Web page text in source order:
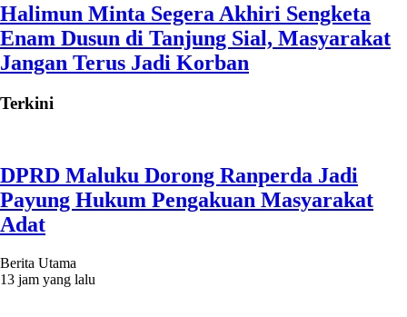
Halimun Minta Segera Akhiri Sengketa
Enam Dusun di Tanjung Sial, Masyarakat
Jangan Terus Jadi Korban
Terkini
DPRD Maluku Dorong Ranperda Jadi
Payung Hukum Pengakuan Masyarakat
Adat
Berita Utama
13 jam yang lalu